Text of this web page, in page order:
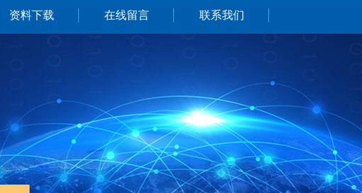
资料下载 在线留言 联系我们